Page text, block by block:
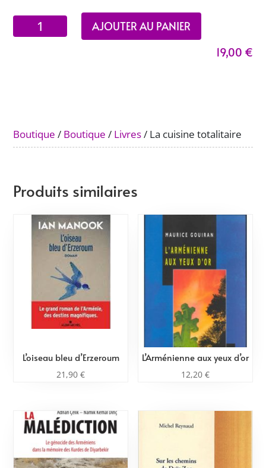
quantité
de
AJOUTER AU PANIER
19,00 €
Boutique / Boutique / Livres/ La cuisine totalitaire
Produits similaires
L’oiseau bleu d’Erzeroum
21,90€
L’Arménienne aux yeux d’or
12,20 €